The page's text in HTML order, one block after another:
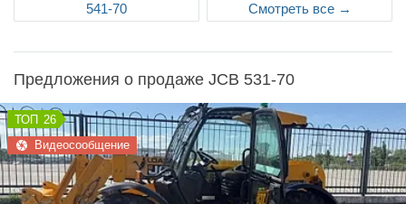
541-70 Смотреть все →
Предложения о продаже JCB 531-70
26
Видеосообщение